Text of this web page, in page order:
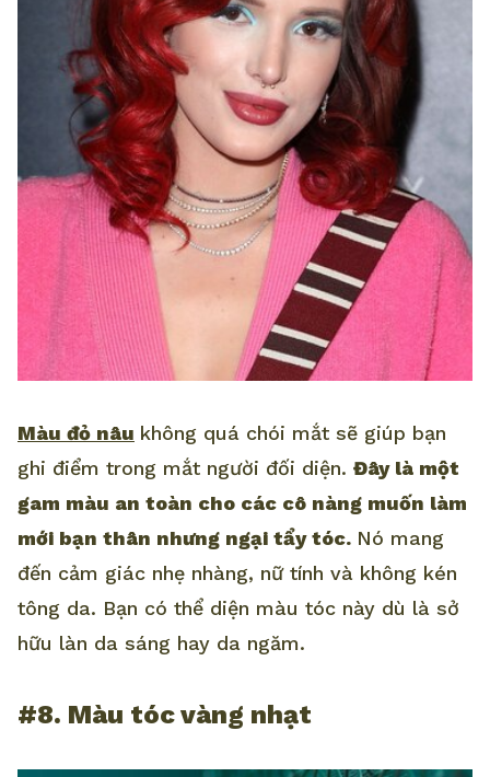
Màu đỏ nâu không quá chói mắt sẽ giúp bạn
ghi điểm trong mắt người đối diện. Đây là một
gam màu an toàn cho các cô nàng muốn làm
mới bạn thân nhưng ngại tẩy tóc. Nó mang
đến cảm giác nhẹ nhàng, nữ tính và không kén
tông da. Bạn có thể diện màu tóc này dù là sở
hữu làn da sáng hay da ngăm.
#8. Màu tóc vàng nhạt